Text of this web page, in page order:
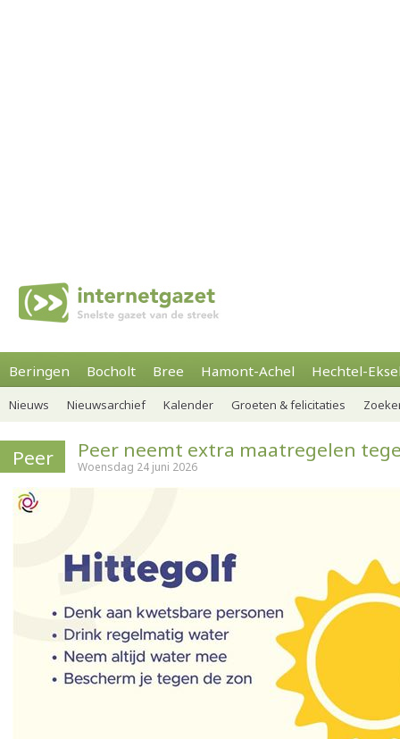
Beringen Bocholt Bree Hamont-Achel Hechtel-
Nieuws Nieuwsarchief Kalender Groeten & felicitaties
Peer Peer neemt extra maatregelen
Woensdag 24 juni 2026